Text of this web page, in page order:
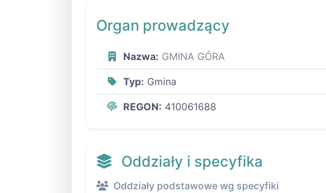
Organ prowadzący
Nazwa: GMINA GÓRA
Typ: Gmina
REGON: 410061688
Oddziały i specyfika
Oddziały podstawowe wg specyfiki